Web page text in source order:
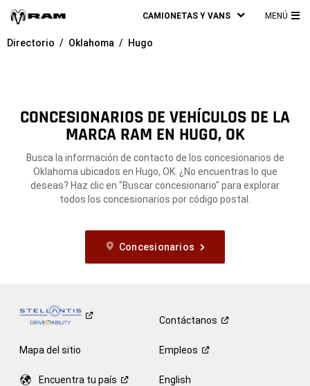
CAMIONETAS Y VANS MENÚ
Directorio Oklahoma Hugo
CONCESIONARIOS DE VEHÍCULOS DE LA
MARCA RAM EN HUGO, OK
Busca la información de contacto de los concesionarios de
Oklahoma ubicados en Hugo, OK. ¿No encuentras lo que
deseas? Haz clic en "Buscar concesionario" para explorar
todos los concesionarios por código postal.
Concesionarios
Contáctanos
Mapa del sitio Empleos
Encuentra tu país English